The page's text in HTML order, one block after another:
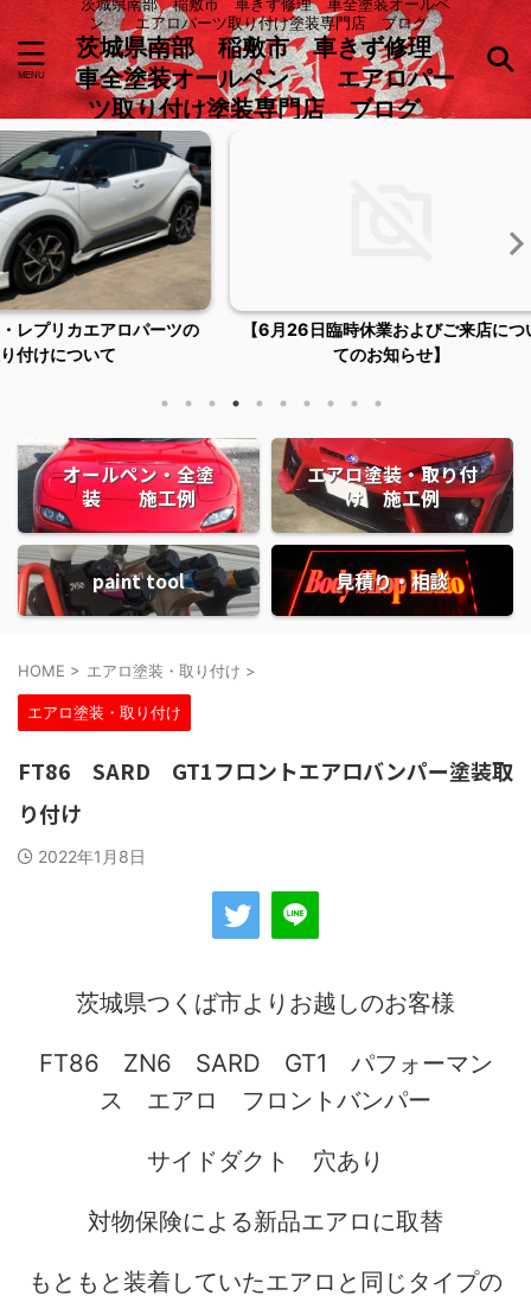
ン エアロパーツ取り付け塗装専門店 ブログ
茨城県南部 稲敷市 車きず修理
車全塗装オールペン エアロパー
ツ取り付け塗装専門店 ブログ
パーツの
【6月26日臨時休業およびご来店につい
稲敷市潮
オールペン・全塗
装 施工例
エアロ塗装・取り付
け 施工例
paint tool 見積り・相談
HOME > エアロ塗装・取り付け >
エアロ塗装・取り付け
FT86 SARD GT1フロントエアロバンパー塗装取
り付け
2022年1月8日
茨城県つくば市よりお越しのお客様
FT86 ZN6 SARD GT1 パフォーマン
ス エアロ フロントバンパー
サイドダクト 穴あり
対物保険による新品エアロに取替
もともと装着していたエアロと同じタイプの